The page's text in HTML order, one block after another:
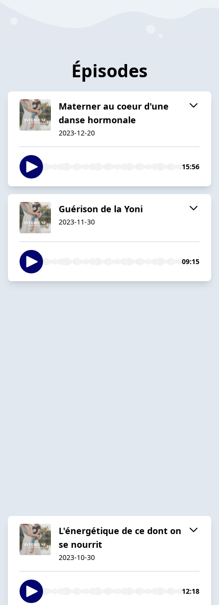
Épisodes
Materner au coeur d'une
danse hormonale
2023-12-20
15:56
Guérison de la Yoni
2023-11-30
09:15
L'énergétique de ce dont on
se nourrit
2023-10-30
12:18